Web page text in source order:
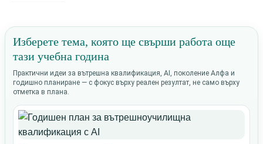
Изберете тема, която ще свърши работа още
тази учебна година
Практични идеи за вътрешна квалификация, AI, поколение Алфа и
годишно планиране — с фокус върху реален резултат, не само върху
отметка в плана.